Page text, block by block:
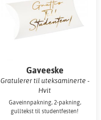
Gaveeske
Gratulerer til uteksaminerte -
Hvit
Gaveinnpakning, 2-pakning,
gulltekst til studentfesten!